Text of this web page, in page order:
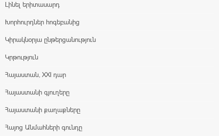
Լինել երիտասարդ
Խորհուրդներ հոգեբանից
Կիրակնօրյա ընթերցանություն
Կրթություն
Հայաստան, XXI դար
Հայաստանի գյուղերը
Հայաստանի քաղաքները
Հայոց Անմահների գունդը